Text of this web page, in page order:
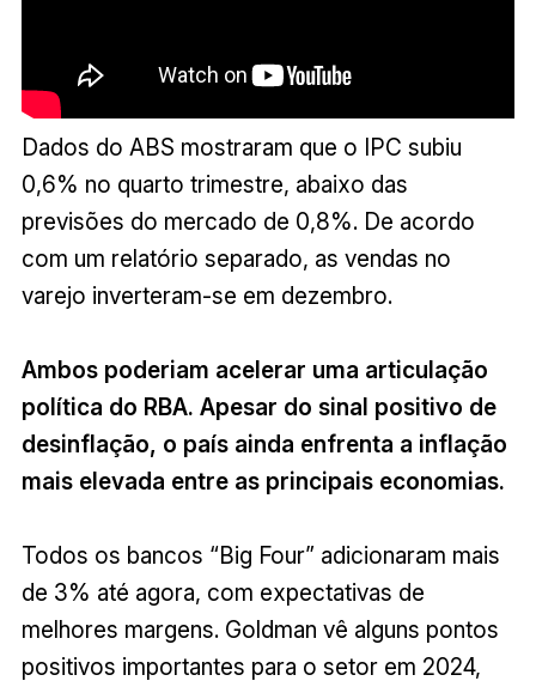
Dados do ABS mostraram que o IPC subiu
0,6% no quarto trimestre, abaixo das
previsões do mercado de 0,8%. De acordo
com um relatório separado, as vendas no
varejo inverteram-se em dezembro.
Ambos poderiam acelerar uma articulação
política do RBA. Apesar do sinal positivo de
desinflação, o país ainda enfrenta a inflação
mais elevada entre as principais economias.
Todos os bancos “Big Four” adicionaram mais
de 3% até agora, com expectativas de
melhores margens. Goldman vê alguns pontos
positivos importantes para o setor em 2024,